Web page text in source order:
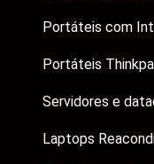
Portáteis com
Portáteis
Servidores e
Laptops